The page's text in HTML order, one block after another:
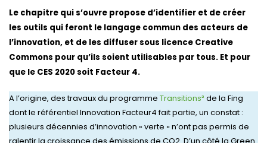
Le chapitre qui s’ouvre propose d’identifier et de créer
les outils qui feront le langage commun des acteurs de
l’innovation, et de les diffuser sous licence Creative
Commons pour qu’ils soient utilisables par tous. Et pour
que le CES 2020 soit Facteur 4.
A l’origine, des travaux du programme Transitions² de la Fing
dont le référentiel Innovation Facteur4 fait partie, un constat :
plusieurs décennies d’innovation « verte » n’ont pas permis de